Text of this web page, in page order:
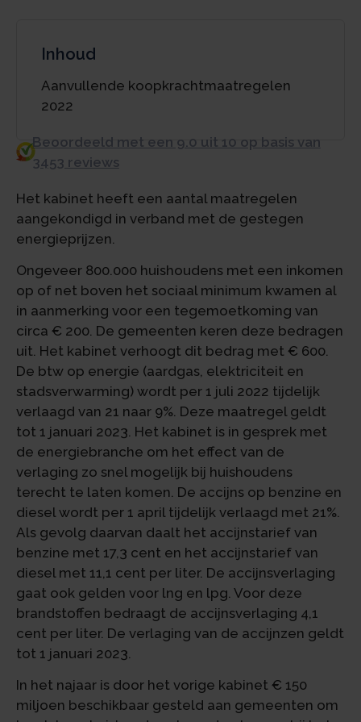
Inhoud
Aanvullende koopkrachtmaatregelen
2022
Beoordeeld met een 9.0 uit 10 op basis van
3453 reviews
Het kabinet heeft een aantal maatregelen
aangekondigd in verband met de gestegen
energieprijzen.
Ongeveer 800.000 huishoudens met een inkomen
op of net boven het sociaal minimum kwamen al
in aanmerking voor een tegemoetkoming van
circa € 200. De gemeenten keren deze bedragen
uit. Het kabinet verhoogt dit bedrag met € 600.
De btw op energie (aardgas, elektriciteit en
stadsverwarming) wordt per 1 juli 2022 tijdelijk
verlaagd van 21 naar 9%. Deze maatregel geldt
tot 1 januari 2023. Het kabinet is in gesprek met
de energiebranche om het effect van de
verlaging zo snel mogelijk bij huishoudens
terecht te laten komen. De accijns op benzine en
diesel wordt per 1 april tijdelijk verlaagd met 21%.
Als gevolg daarvan daalt het accijnstarief van
benzine met 17,3 cent en het accijnstarief van
diesel met 11,1 cent per liter. De accijnsverlaging
gaat ook gelden voor lng en lpg. Voor deze
brandstoffen bedraagt de accijnsverlaging 4,1
cent per liter. De verlaging van de accijnzen geldt
tot 1 januari 2023.
In het najaar is door het vorige kabinet € 150
miljoen beschikbaar gesteld aan gemeenten om